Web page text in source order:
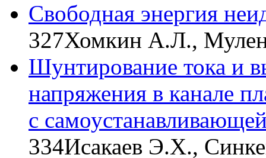
Свободная энергия
327Хомкин А.Л.,
Шунтирование тока и
напряжения в канале
с
334Исакаев Э.Х.,